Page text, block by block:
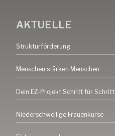
AKTUELLE
Strukturförderung
Menschen stärken Menschen
Dein EZ-Projekt Schritt für Schritt
Niederschwellige Frauenkurse